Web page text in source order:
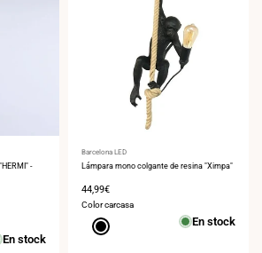
-
En stock
Proveedor:
Barcelona LED
Lámpara mono colgante de resina "Ximpa"
Precio
de
venta
44,99€
Color carcasa
Negro En stock